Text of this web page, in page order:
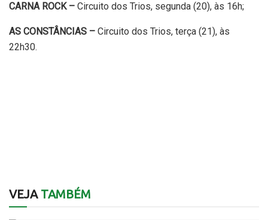
CARNA ROCK – Circuito dos Trios, segunda (20), às 16h;
AS CONSTÂNCIAS – Circuito dos Trios, terça (21), às
22h30.
VEJATAMBÉM